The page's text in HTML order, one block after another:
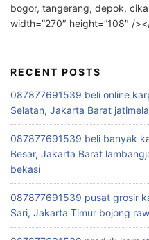
bogor, tangerang, depok,
width=”270″ height=”108″ /
RECENT POSTS
087877691539 beli online
Selatan, Jakarta Barat
087877691539 beli banyak
Besar, Jakarta Barat
bekasi
087877691539 pusat grosir
Sari, Jakarta Timur bojong